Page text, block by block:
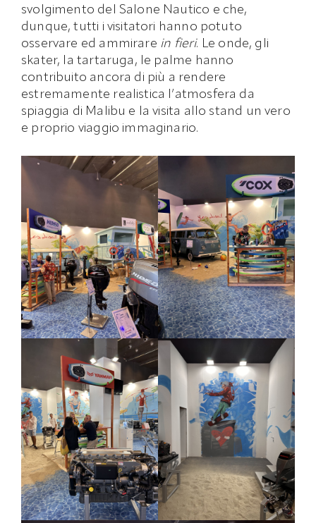
svolgimento del Salone Nautico e che,
dunque, tutti i visitatori hanno potuto
osservare ed ammirare in fieri. Le onde, gli
skater, la tartaruga, le palme hanno
contribuito ancora di più a rendere
estremamente realistica l’atmosfera da
spiaggia di Malibu e la visita allo stand un vero
e proprio viaggio immaginario.